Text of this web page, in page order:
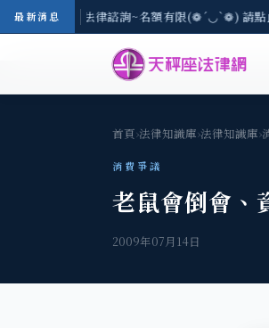
最新消息
) 現場免費法律諮詢~名額有限(❁´◡`❁) 請點
首頁›法律知識庫›法律知識庫›
消費爭議
老鼠會倒會、
2009年07月14日